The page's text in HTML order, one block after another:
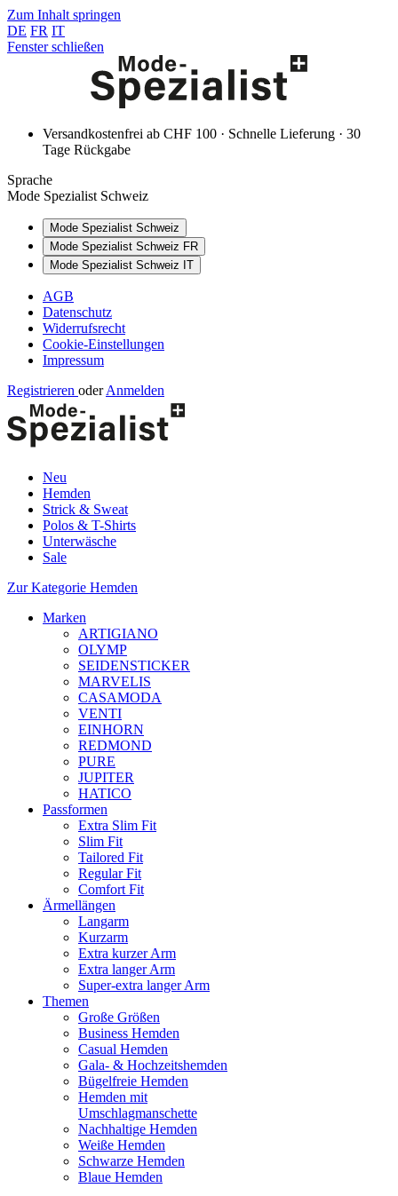
Zum Inhalt springen
DE FR IT
Fenster schließen
Versandkostenfrei ab CHF 100 · Schnelle Lieferung · 30
Tage Rückgabe
Sprache
Mode Spezialist Schweiz
Mode Spezialist Schweiz
Mode Spezialist Schweiz FR
Mode Spezialist Schweiz IT
AGB
Datenschutz
Widerrufsrecht
Cookie-Einstellungen
Impressum
Registrieren oder Anmelden
Neu
Hemden
Strick & Sweat
Polos & T-Shirts
Unterwäsche
Sale
Zur Kategorie Hemden
Marken
ARTIGIANO
OLYMP
SEIDENSTICKER
MARVELIS
CASAMODA
VENTI
EINHORN
REDMOND
PURE
JUPITER
HATICO
Passformen
Extra Slim Fit
Slim Fit
Tailored Fit
Regular Fit
Comfort Fit
Ärmellängen
Langarm
Kurzarm
Extra kurzer Arm
Extra langer Arm
Super-extra langer Arm
Themen
Große Größen
Business Hemden
Casual Hemden
Gala- & Hochzeitshemden
Bügelfreie Hemden
Hemden mit
Umschlagmanschette
Nachhaltige Hemden
Weiße Hemden
Schwarze Hemden
Blaue Hemden